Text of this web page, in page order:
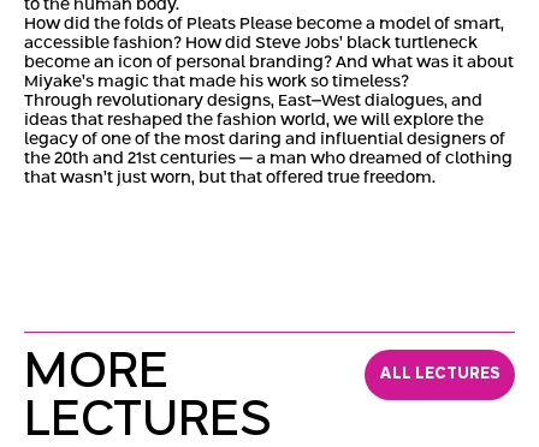
to the human body.
How did the folds of Pleats Please become a model of smart,
accessible fashion? How did Steve Jobs’ black turtleneck
become an icon of personal branding? And what was it about
Miyake’s magic that made his work so timeless?
Through revolutionary designs, East–West dialogues, and
ideas that reshaped the fashion world, we will explore the
legacy of one of the most daring and influential designers of
the 20th and 21st centuries — a man who dreamed of clothing
that wasn’t just worn, but that offered true freedom.
MORE
LECTURES
ALL LECTURES